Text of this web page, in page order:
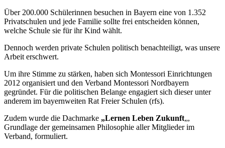
Über 200.000 Schülerinnen besuchen in Bayern eine von 1.352
Privatschulen und jede Familie sollte frei entscheiden können,
welche Schule sie für ihr Kind wählt.
Dennoch werden private Schulen politisch benachteiligt, was unsere
Arbeit erschwert.
Um ihre Stimme zu stärken, haben sich Montessori Einrichtungen
2012 organisiert und den Verband Montessori Nordbayern
gegründet. Für die politischen Belange engagiert sich dieser unter
anderem im bayernweiten Rat Freier Schulen (rfs).
Zudem wurde die Dachmarke „Lernen Leben Zukunft„,
Grundlage der gemeinsamen Philosophie aller Mitglieder im
Verband, formuliert.